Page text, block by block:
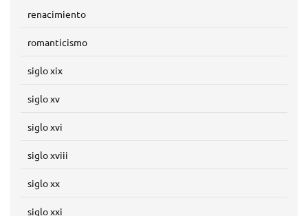
renacimiento
romanticismo
siglo xix
siglo xv
siglo xvi
siglo xviii
siglo xx
siglo xxi